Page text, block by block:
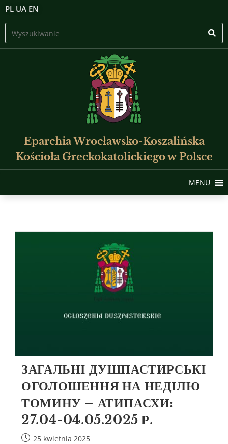
PL UA EN
Eparchia Wrocławsko-Koszalińska
Kościoła Greckokatolickiego w Polsce
MENU
ЗАГАЛЬНІ ДУШПАСТИРСЬКІ
ОГОЛОШЕННЯ НА НЕДІЛЮ
ТОМИНУ – АТИПАСХИ:
27.04-04.05.2025 Р.
25 kwietnia 2025